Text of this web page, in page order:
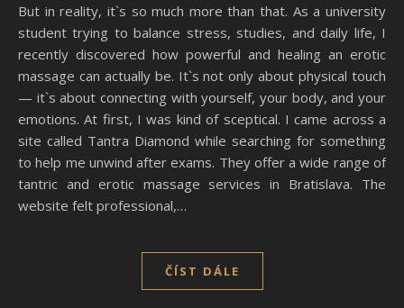
But in reality, it`s so much more than that. As a university
student trying to balance stress, studies, and daily life, I
recently discovered how powerful and healing an erotic
massage can actually be. It`s not only about physical touch
— it`s about connecting with yourself, your body, and your
emotions. At first, I was kind of sceptical. I came across a
site called Tantra Diamond while searching for something
to help me unwind after exams. They offer a wide range of
tantric and erotic massage services in Bratislava. The
website felt professional,…
ČÍST DÁLE